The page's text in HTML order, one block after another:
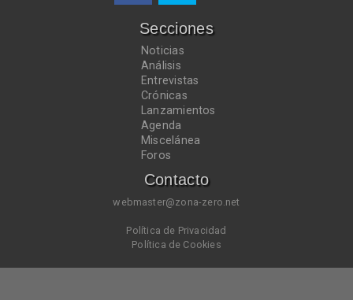
Secciones
Noticias
Análisis
Entrevistas
Crónicas
Lanzamientos
Agenda
Miscelánea
Foros
Contacto
webmaster@zona-zero.net
Política de Privacidad
Política de Cookies